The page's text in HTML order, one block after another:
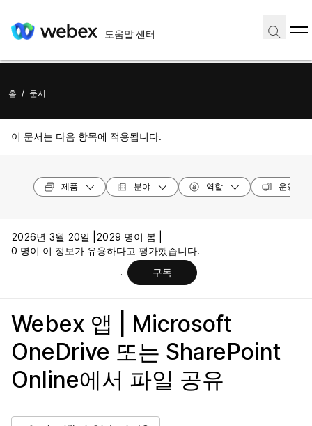
도움말 센터
홈 / 문서
이 문서는 다음 항목에 적용됩니다.
제품 분야 역할 운영 체
2026년 3월 20일 |
2029 명이 봄 |
0 명이 이 정보가 유용하다고 평가했습니다.
구독
Webex 앱 | Microsoft
OneDrive 또는 SharePoint
Online에서 파일 공유